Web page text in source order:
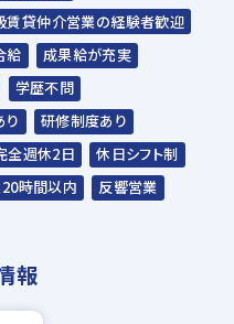
す。現在、在職中
さい。
ます。
賃貸仲介営業の経験者歓迎
給
成果給が充実
学歴不問
り
研修制度あり
全週休2日
休日シフト制
時間以内 反響営業
報